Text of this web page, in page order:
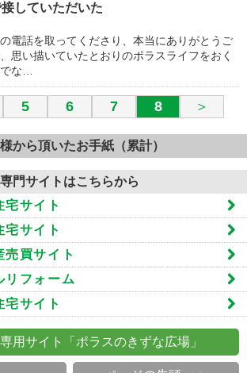
していただいた
電話を取ってくださり、本当にありがとうご
思い描いていたとおりのポラスライフをおく
な…
5 6 7 8 ＞
から頂いたお手紙（累計）
専門サイトはこちらから
宅サイト
宅サイト
売買サイト
リフォーム
宅サイト
用サイト「ポラスのきずな広場」